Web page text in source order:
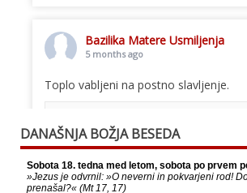
Bazilika Matere Usmiljenja
5 months ago
Toplo vabljeni na postno slavljenje.
When this happens, it's usually
owner only shared it with a small
people, changed who can see it or
deleted.
DANAŠNJA BOŽJA BESEDA